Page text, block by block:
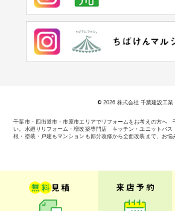
千葉市・四街道市・市原市エリアでリフォームをお考えの方へ
い。 水廻りリフォーム・増改築専門店 キッチン・ユニットバス
根・塗装・戸建もマンションも部分改修から全面改装まで、お悩
© 2026 株式会社 千葉建設工業